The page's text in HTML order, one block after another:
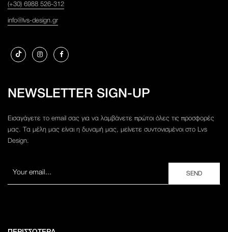
(+30) 6988 526-312
info@lvs-design.gr
NEWSLETTER SIGN-UP
Εισαγάγετε το email σας για να λαμβάνετε πρώτοι όλες τις προσφορές
μας. Τα μέλη μας είναι η δυναμή μας, μείνετε συντονισμένοι στο Lvs
Design.